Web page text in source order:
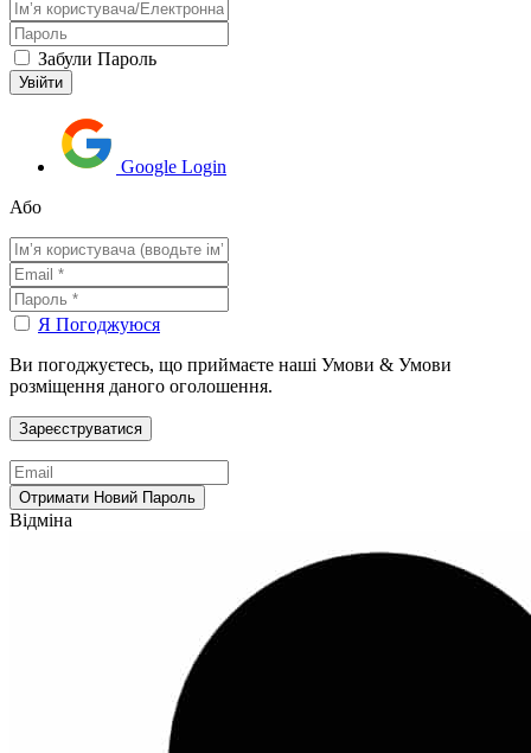
Забули Пароль
Google Login
Або
Я Погоджуюся
Ви погоджуєтесь, що приймаєте наші Умови & Умови
розміщення даного оголошення.
Відміна